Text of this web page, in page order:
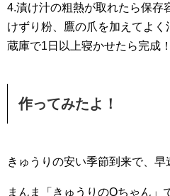
4.漬け汁の粗熱が取れたら保存
けずり粉、鷹の爪を加えてよ
蔵庫で1日以上寝かせたら完成！
作ってみたよ！
きゅうりの安い季節到来で、早
まんま「きゅうりのQちゃん」